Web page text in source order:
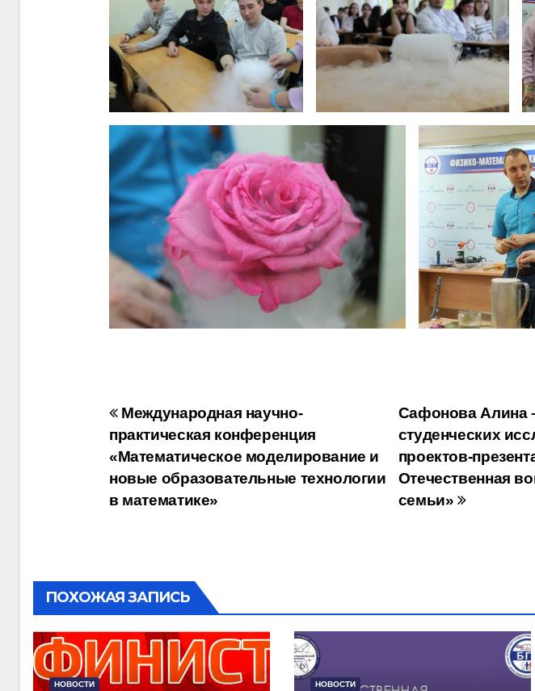
Навигация
по
записям
Сафонова Алина
студенческих
проектов-
Отечественная
семьи»
Международная научно-
практическая конференция
«Математическое моделирование и
новые образовательные технологии
в математике»
ПОХОЖАЯ ЗАПИСЬ
НОВОСТИ НОВОСТИ